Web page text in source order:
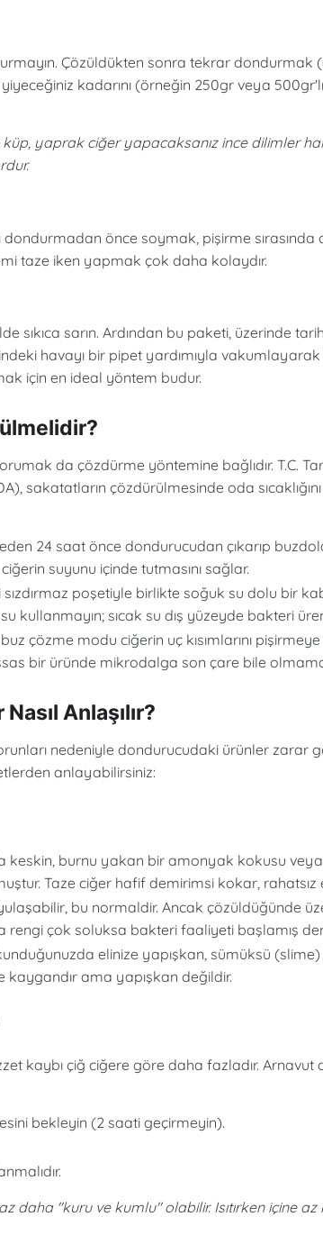
Çözüldükten sonra tekrar dondurmak
kadarını (örneğin 250gr veya
yaprak ciğer yapacaksanız ince dilimler
önce soymak, pişirme sırasında
taze iken yapmak çok daha kolaydır.
sıkıca sarın. Ardından bu paketi, üzerinde
havayı bir pipet yardımıyla vakumlayarak
için en ideal yöntem budur.
da çözdürme yöntemine bağlıdır. T.C.
sakatatların çözdürülmesinde oda
24 saat önce dondurucudan çıkarıp
suyunu içinde tutmasını sağlar.
poşetiyle birlikte soğuk su dolu bir
kullanmayın; sıcak su dış yüzeyde bakteri
çözme modu ciğerin uç kısımlarını
bir üründe mikrodalga son çare bile
Anlaşılır?
nedeniyle dondurucudaki ürünler zarar
anlayabilirsiniz:
keskin, burnu yakan bir amonyak kokusu
Taze ciğer hafif demirimsi kokar, rahatsız
bu normaldir. Ancak çözüldüğünde
rengi çok soluksa bakteri faaliyeti başlamış
elinize yapışkan, sümüksü (slime)
kaygandır ama yapışkan değildir.
kaybı çiğ ciğere göre daha fazladır. Arnavut
bekleyin (2 saati geçirmeyin).
daha "kuru ve kumlu" olabilir. Isıtırken içine